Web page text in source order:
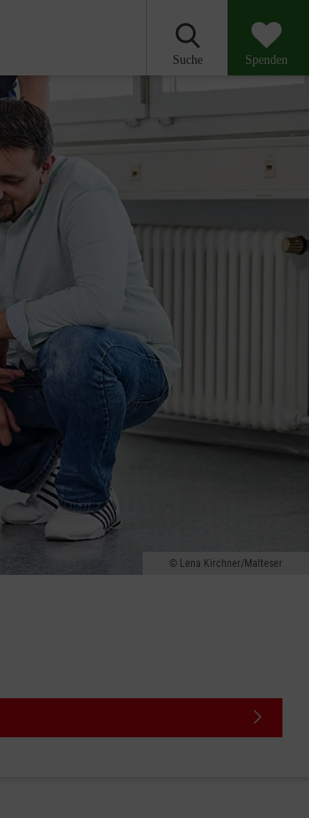
Suche Spenden
Lena Kirchner/Malteser